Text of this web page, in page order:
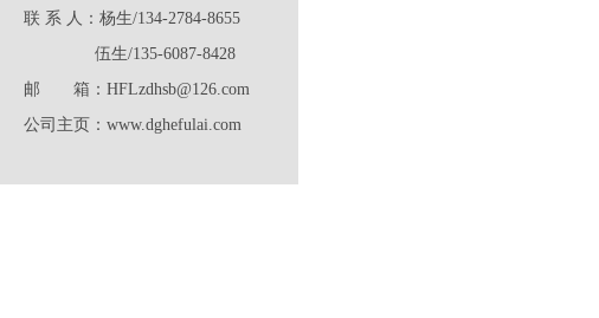
联 系 人：杨生/134-2784-8655
伍生/135-6087-8428
邮 箱：HFLzdhsb@126.com
公司主页：www.dghefulai.com